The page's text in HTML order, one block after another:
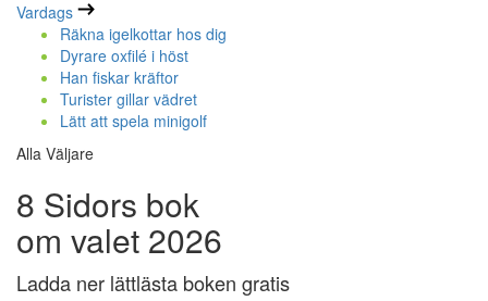
Vardags
Räkna igelkottar hos dig
Dyrare oxfilé i höst
Han fiskar kräftor
Turister gillar vädret
Lätt att spela minigolf
Alla Väljare
8 Sidors bok
om valet 2026
Ladda ner lättlästa boken gratis